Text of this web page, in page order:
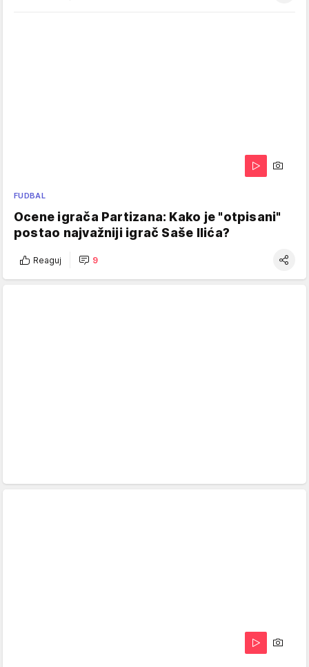
FUDBAL
Ocene igrača Partizana: Kako je "otpisani"
postao najvažniji igrač Saše Ilića?
Reaguj 9